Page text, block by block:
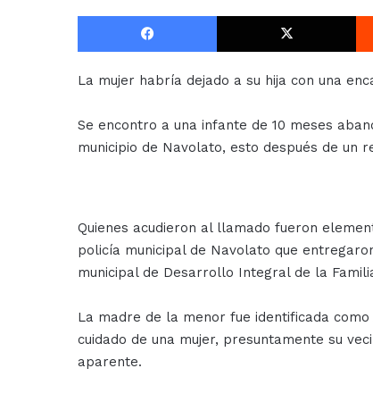
Facebook X
La mujer habría dejado a su hija con una
Se encontro a una infante de 10 meses
municipio de Navolato, esto después de un
Quienes acudieron al llamado fueron
policía municipal de Navolato que
municipal de Desarrollo Integral de la
La madre de la menor fue identificada
cuidado de una mujer, presuntamente su
aparente.